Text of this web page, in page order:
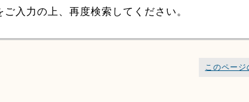
ご入力の上、再度検索してください。
このペー